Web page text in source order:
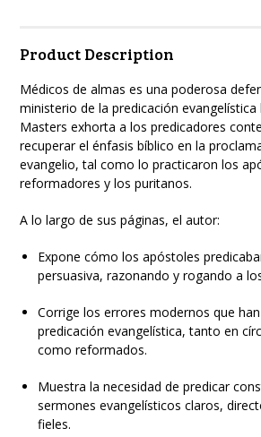
Product Description
Médicos de almas es una poderosa
ministerio de la predicación evangelística
Masters exhorta a los predicadores
recuperar el énfasis bíblico en la
evangelio, tal como lo practicaron los
reformadores y los puritanos.
A lo largo de sus páginas, el autor:
Expone cómo los apóstoles
persuasiva, razonando y rogando a
Corrige los errores modernos que
predicación evangelística, tanto en
como reformados.
Muestra la necesidad de predicar
sermones evangelísticos claros,
fieles.